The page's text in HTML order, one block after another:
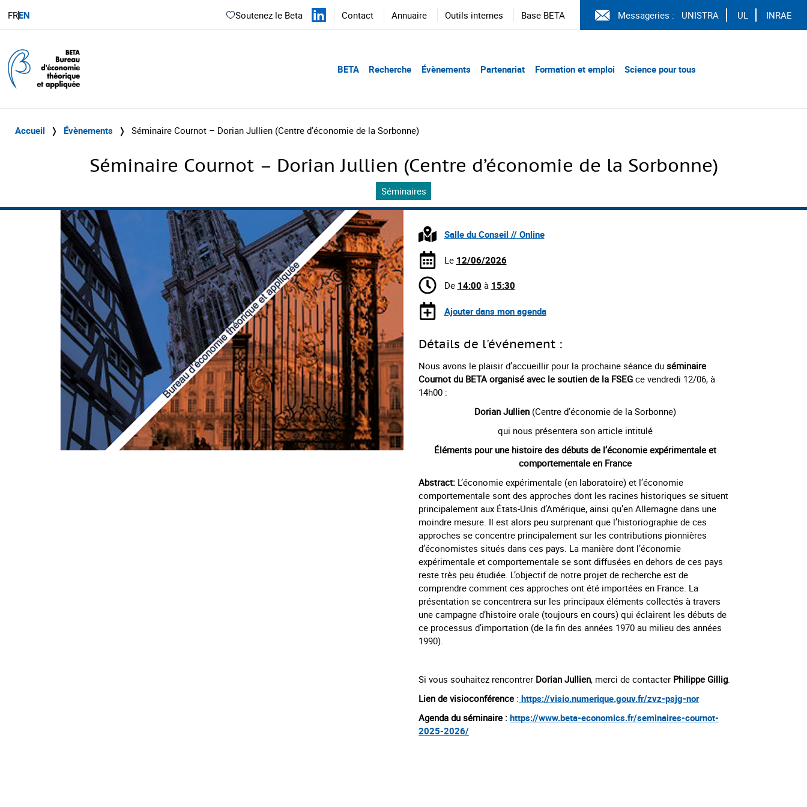
FREN Soutenez le Beta Contact Annuaire Outils internes Base BETA Messageries : UNISTRA UL INRAE
BETA Recherche Évènements Partenariat Formation et emploi Science pour tous
Accueil ❭ Évènements ❭ Séminaire Cournot – Dorian Jullien (Centre d’économie de la Sorbonne)
Séminaire Cournot – Dorian Jullien (Centre d’économie de la Sorbonne)
Séminaires
Salle du Conseil // Online
Le 12/06/2026
De 14:00 à 15:30
Ajouter dans mon agenda
Détails de l'événement :
Nous avons le plaisir d’accueillir pour la prochaine séance du séminaire
Cournot du BETA organisé avec le soutien de la FSEG ce vendredi 12/06, à
14h00 :
Dorian Jullien (Centre d’économie de la Sorbonne)
qui nous présentera son article intitulé
Éléments pour une histoire des débuts de l’économie expérimentale et
comportementale en France
Abstract: L’économie expérimentale (en laboratoire) et l’économie
comportementale sont des approches dont les racines historiques se situent
principalement aux États-Unis d’Amérique, ainsi qu’en Allemagne dans une
moindre mesure. Il est alors peu surprenant que l’historiographie de ces
approches se concentre principalement sur les contributions pionnières
d’économistes situés dans ces pays. La manière dont l’économie
expérimentale et comportementale se sont diffusées en dehors de ces pays
reste très peu étudiée. L’objectif de notre projet de recherche est de
comprendre comment ces approches ont été importées en France. La
présentation se concentrera sur les principaux éléments collectés à travers
une campagne d’histoire orale (toujours en cours) qui éclairent les débuts de
ce processus d’importation (de la fin des années 1970 au milieu des années
1990).
Si vous souhaitez rencontrer Dorian Jullien, merci de contacter Philippe Gillig
Lien de visioconférence : https://visio.numerique.gouv.fr/zvz-psjg-nor
Agenda du séminaire : https://www.beta-economics.fr/seminaires-cournot-
2025-2026/